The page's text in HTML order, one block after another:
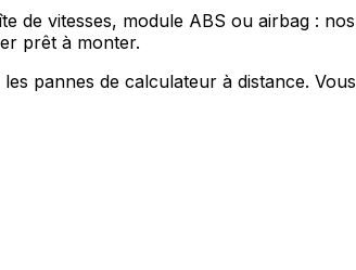
vitesses, module ABS ou airbag :
prêt à monter.
pannes de calculateur à distance.